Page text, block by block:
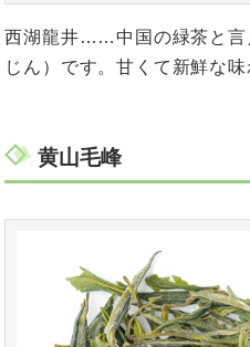
西湖龍井……中国の緑茶と言
じん）です。甘くて新鮮な味
黄山毛峰